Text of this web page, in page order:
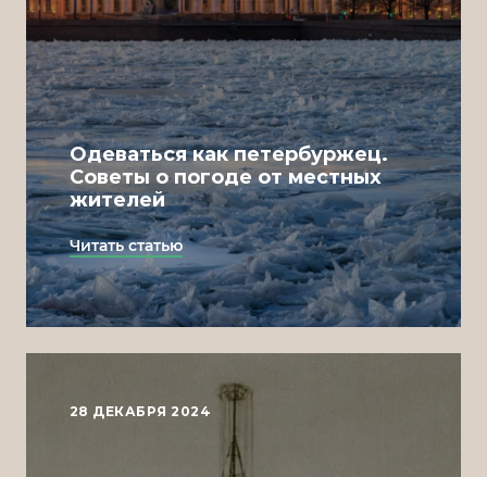
Одеваться как петербуржец.
Советы о погоде от местных
жителей
Читать статью
28 ДЕКАБРЯ 2024